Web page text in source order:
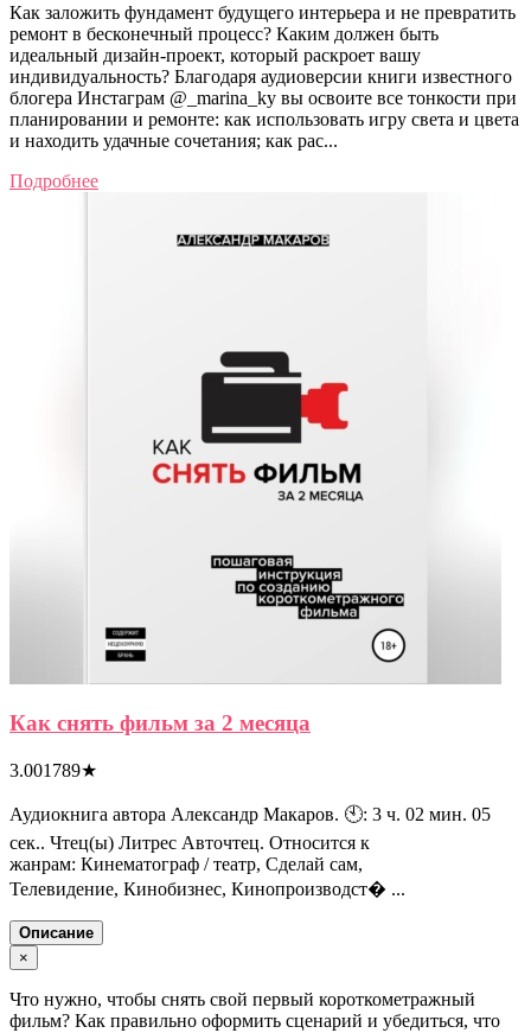
Как заложить фундамент будущего интерьера и не превратить
ремонт в бесконечный процесс? Каким должен быть
идеальный дизайн-проект, который раскроет вашу
индивидуальность? Благодаря аудиоверсии книги известного
блогера Инстаграм @_marina_ky вы освоите все тонкости при
планировании и ремонте: как использовать игру света и цвета
и находить удачные сочетания; как рас...
Подробнее
Как снять фильм за 2 месяца
3.001789★
Аудиокнига автора Александр Макаров. 🕙: 3 ч. 02 мин. 05
сек.. Чтец(ы) Литрес Авточтец. Относится к
жанрам: Кинематограф / театр, Сделай сам,
Телевидение, Кинобизнес, Кинопроизводст� ...
Описание
×
Что нужно, чтобы снять свой первый короткометражный
фильм? Как правильно оформить сценарий и убедиться, что